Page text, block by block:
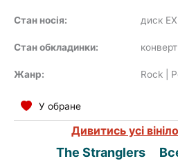
Стан носія: диск EX
Стан обкладинки:
Жанр: Rock |
У обране
Дивитись усі
The Stranglers
COMPILATION